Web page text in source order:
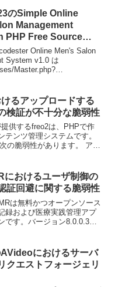
のSimple Online
Management
PHP Free Source
るSQL インジェクシ
性
Online Men's Salon
System v1.0 は
Master.php?
るアップロードする
検証が不十分な脆弱性
供するfreo2は、PHPで作
テンツ管理システムです。
の脆弱性があります。 アッ
報...
におけるユーザ制御の
証回避に関する脆弱性
は無料かつオープンソース
録および医療実践管理アプ
です。バージョン8.0.0.3以
在していました。この脆弱
におけるサーバ
クエストフォージェリ